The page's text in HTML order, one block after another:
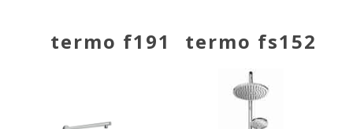
termo f191 termo fs152